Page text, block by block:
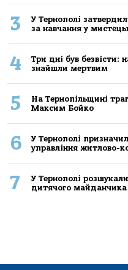
3
У Тернополі
за навчання у
4
Три дні був безвісти:
знайшли мертвим
5
На Тернопільщині
Максим Бойко
6
У Тернополі
управління житлово-
7
У Тернополі
дитячого майданчика